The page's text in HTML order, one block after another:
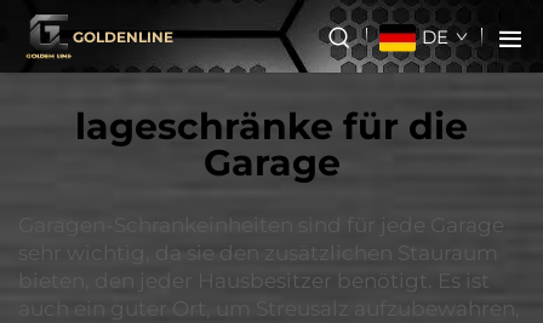
GOLDENLINE DE
lageschränke für die
Garage
Garagen-Schrankeinheiten sind für jede Garage
sehr wichtig, da sie den zusätzlichen Stauraum
bieten, den jeder Hausbesitzer benötigt. Es ist
auch ein guter Ort, um Streusalz aufzubewahren,